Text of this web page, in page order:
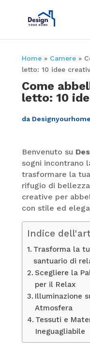
Home» Camere»
letto: 10 idee
Come
letto: 10
da Designyourhome
Benvenuto su
sogni incontrano
trasformare la
rifugio di
creative per
con stile ed
Indice
Trasforma la
santuario di
Scegliere la
per il Relax
Illuminazione
Atmosfera
Tessuti e
Ineguagliabile